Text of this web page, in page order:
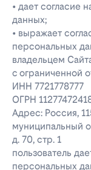
• дает согласие
данных;
• выражает
персональных
владельцем
с ограниченной
ИНН 7721778777
ОГРН
Адрес: Россия,
муниципальный
д. 70, стр. 1
пользователь
персональных